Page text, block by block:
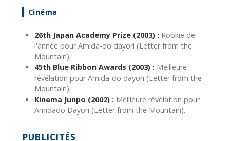
Cinéma
26th Japan Academy Prize (2003) : Rookie de
l'année pour Amida-do dayori (Letter from the
Mountain).
45th Blue Ribbon Awards (2003) : Meilleure
révélation pour Amida-do dayori (Letter from the
Mountain).
Kinema Junpo (2002) : Meilleure révélation pour
Amidado Dayori (Letter from the Mountain).
PUBLICITÉS